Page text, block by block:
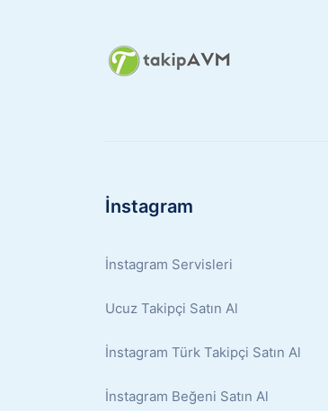
İnstagram
İnstagram Servisleri
Ucuz Takipçi Satın Al
İnstagram Türk Takipçi Satın Al
İnstagram Beğeni Satın Al